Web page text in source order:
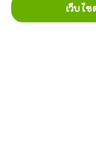
เว็บไ